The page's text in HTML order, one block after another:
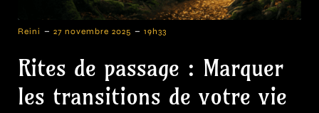
Reini - 27 novembre 2025 - 19h33
Rites de passage : Marquer
les transitions de votre vie